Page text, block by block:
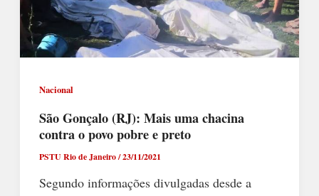
Nacional
São Gonçalo (RJ): Mais uma chacina
contra o povo pobre e preto
PSTU Rio de Janeiro/23/11/2021
Segundo informações divulgadas desde a